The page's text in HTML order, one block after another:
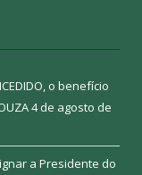
o benefício
4 de agosto de
a Presidente do